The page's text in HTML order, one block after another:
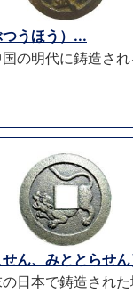
うほう）...
の明代に鋳造さ
ん、みととらせ
日本で鋳造され